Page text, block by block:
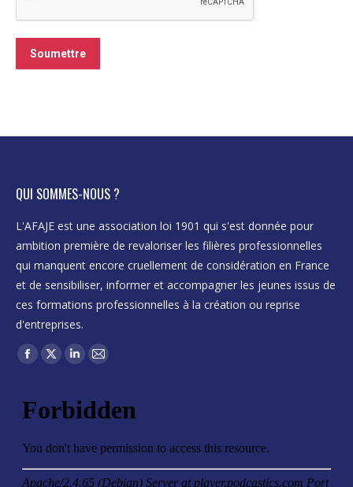
Soumettre
QUI SOMMES-NOUS ?
L'AFAJE est une association loi 1901 qui s'est donnée pour
ambition première de revaloriser les filières professionnelles
qui manquent encore cruellement de considération en France
et de sensibiliser, informer et accompagner les jeunes issus de
ces formations professionnelles à la création ou reprise
d'entreprises.
Trouvez nous sur :
Facebook
opens
new
window
X
opens
new
window
LinkedIn
opens
new
window
Mail
opens
new
window